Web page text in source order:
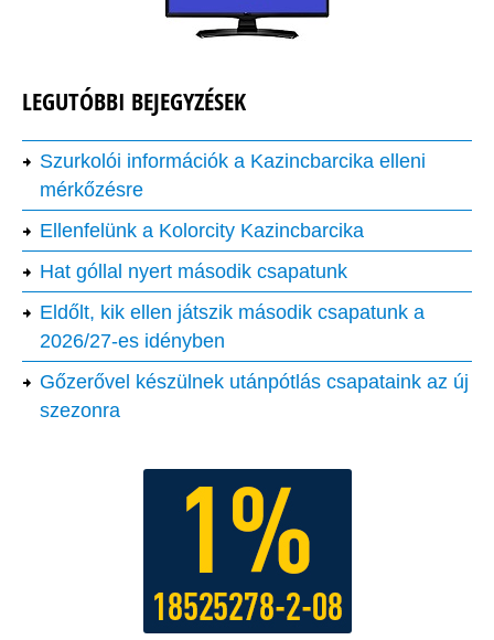
LEGUTÓBBI BEJEGYZÉSEK
Szurkolói információk a Kazincbarcika elleni
mérkőzésre
Ellenfelünk a Kolorcity Kazincbarcika
Hat góllal nyert második csapatunk
Eldőlt, kik ellen játszik második csapatunk a
2026/27-es idényben
Gőzerővel készülnek utánpótlás csapataink az új
szezonra